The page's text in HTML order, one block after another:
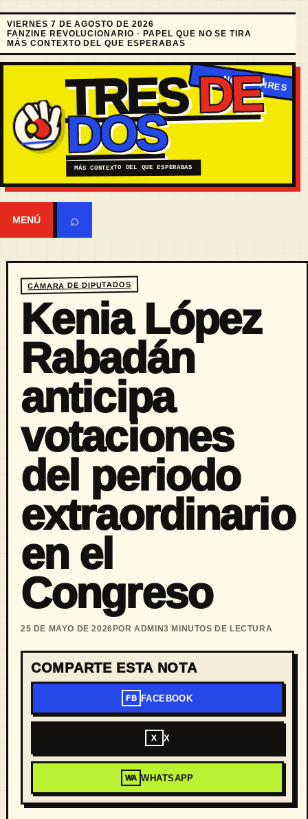
VIERNES 7 DE AGOSTO DE 2026
FANZINE REVOLUCIONARIO · PAPEL QUE NO SE TIRA
MÁS CONTEXTO DEL QUE ESPERABAS
TRESDE
DOS
MÁS CONTEXTO DEL QUE ESPERABAS
MENÚ ⌕
CÁMARA DE DIPUTADOS
Kenia López
Rabadán
anticipa
votaciones
del periodo
extraordinario
en el
Congreso
25 DE MAYO DE 2026 POR ADMIN3 MINUTOS DE LECTURA
COMPARTE ESTA NOTA
FB FACEBOOK
X X
WA WHATSAPP